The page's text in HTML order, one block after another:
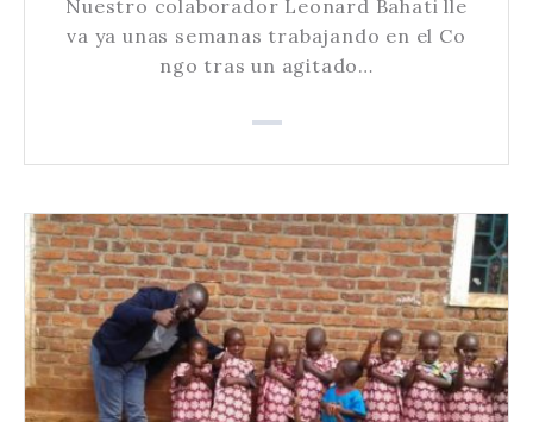
Nuestro colaborador Leonard Bahati lle
va ya unas semanas trabajando en el Co
ngo tras un agitado…